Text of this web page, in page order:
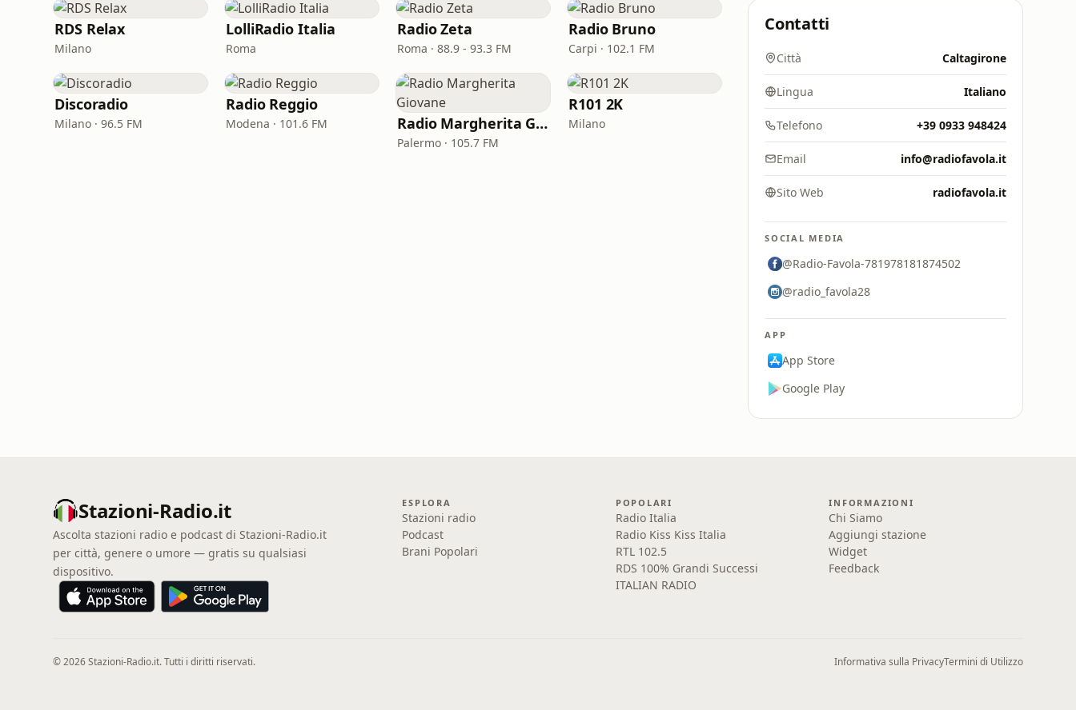
RDS Relax
Milano
LolliRadio Italia
Roma
Radio Zeta
Roma · 88.9 - 93.3 FM
Radio Bruno
Carpi · 102.1 FM
Discoradio
Milano · 96.5 FM
Radio Reggio
Modena · 101.6 FM Radio Margherita Giovane
Palermo · 105.7 FM
R101 2K
Milano
Contatti
Città Caltagirone
Lingua Italiano
Telefono +39 0933 948424
Email info@radiofavola.it
Sito Web radiofavola.it
SOCIAL MEDIA
@Radio-Favola-781978181874502
@radio_favola28
APP
App Store
Google Play
Stazioni-Radio.it
Ascolta stazioni radio e podcast di Stazioni-Radio.it
per città, genere o umore — gratis su qualsiasi
dispositivo.
ESPLORA
Stazioni radio
Podcast
Brani Popolari
POPOLARI
Radio Italia
Radio Kiss Kiss Italia
RTL 102.5
RDS 100% Grandi Successi
ITALIAN RADIO
INFORMAZIONI
Chi Siamo
Aggiungi stazione
Widget
Feedback
© 2026 Stazioni-Radio.it. Tutti i diritti riservati. Informativa sulla PrivacyTermini di Utilizzo